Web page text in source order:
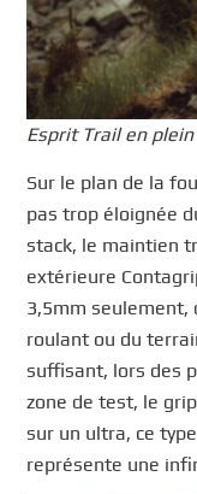
Esprit Trail en
Sur le plan de la
pas trop éloignée
stack, le maintien
extérieure
3,5mm seulement,
roulant ou du
suffisant, lors des
zone de test, le
sur un ultra, ce
représente une